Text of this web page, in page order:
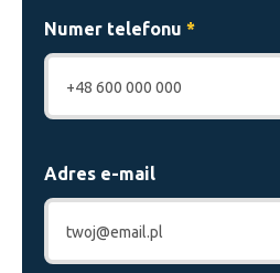
Numer telefonu *
Adres e-mail